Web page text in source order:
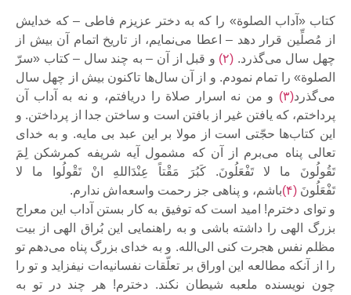
کتاب «آداب الصلوة» را که به دختر عزیزم فاطی – که خدایش
از مُصلِّین قرار دهد – اعطا می‌نمایم، از تاریخ اتمام آن بیش از
چهل سال می‌گذرد. (۲)
و قبل از آن – به چند سال – کتاب «سرّ
الصلوة» را تمام نمودم. و از آن سال‌ها تاکنون بیش از چهل سال
می‌گذرد‌(۳)
و من نه اسرار صلاة را دریافتم، و نه به آداب آن
پرداختم، که یافتن غیر از بافتن است و ساختن جدا از پرداختن. و
این کتاب‌ها حجّتی است از مولا بر این عبد بی مایه. و به خدای
تعالی پناه می‌برم از آن که مشمول آیه شریفه کمرشکن لِمَ
تَقُولُونَ ما لا تَفْعَلُونَ. کَبُرَ مَقْتاً عِنْدَاللهِ انْ تَقْولُوا ما لا
تَفْعَلُونَ (۴)
باشم، و پناهی جز رحمت واسعه‌اش ندارم.
و توای دخترم! امید است که توفیق به کار بستن آداب این معراج
بزرگ الهی را داشته باشی و به راهنمایی این بُراق الهی از بیت
مظلم نفس هجرت کنی الی‌الله. و به خدای بزرگ پناه می‌دهم تو
را از آنکه مطالعه این اوراق بر تعلّقات نفسانیه‌ات نیفزاید و تو را
چون نویسنده ملعبه شیطان نکند. دخترم! هر چند در تو به